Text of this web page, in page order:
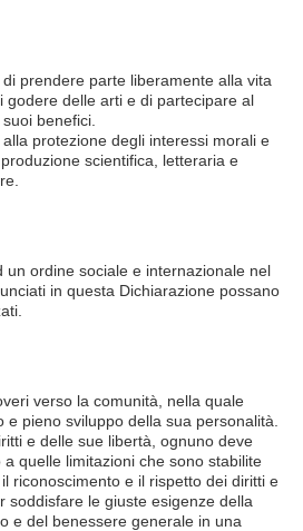
prendere parte liberamente alla vita
godere delle arti e di partecipare al
benefici.
protezione degli interessi morali e
scientifica, letteraria e
un ordine sociale e internazionale nel
in questa Dichiarazione possano
verso la comunità, nella quale
pieno sviluppo della sua personalità.
e delle sue libertà, ognuno deve
quelle limitazioni che sono stabilite
riconoscimento e il rispetto dei diritti e
soddisfare le giuste esigenze della
e del benessere generale in una